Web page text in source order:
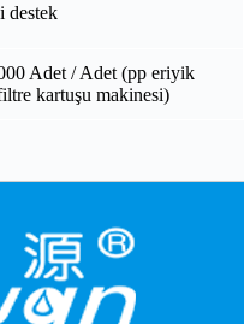
destek
Adet / Adet (pp eriyik
kartuşu makinesi)